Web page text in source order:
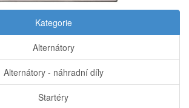
Kategorie
Alternátory
Alternátory - náhradní díly
Startéry